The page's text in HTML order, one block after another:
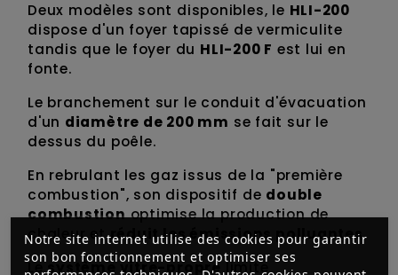
Notre site internet utilise des cookies pour garantir
son bon fonctionnement et optimiser ses
Deux modèles sont disponibles, le HLI-200
dispose d'un foyer tapissé de vermiculite
tandis que le foyer du HLI-200 F est lui en
fonte.
Le branchement sur le conduit d'évacuation
d'un diamètre de 200 mm se fait sur le
dessus du poêle.
En rebrulant les gaz issus de la "première
combustion", son dispositif de double
combustionoptimise la production de
chaleur etréduit les émissions polluantes.
Lesystème vitre-proprelimite